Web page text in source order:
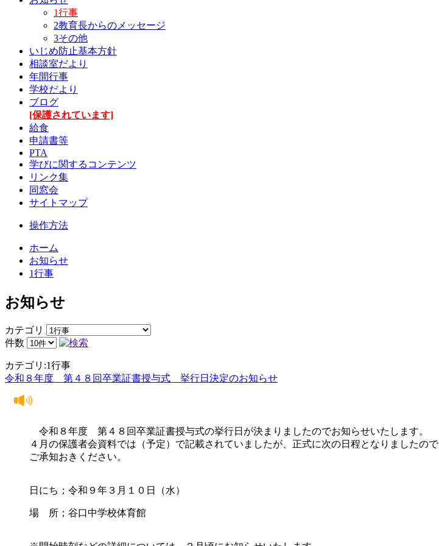
1行事
2教育長からのメッセージ
3その他
いじめ防止基本方針
相談室だより
年間行事
学校だより
ブログ
[保護されています]
給食
申請書等
PTA
学びに関するコンテンツ
リンク集
同窓会
サイトマップ
操作方法
ホーム
お知らせ
1行事
お知らせ
カテゴリ
件数
カテゴリ:1行事
令和８年度 第４８回卒業証書授与式 挙行日決定のお知らせ
令和８年度 第４８回卒業証書授与式の挙行日が決まりましたのでお知らせいたします。
４月の保護者会資料では（予定）で記載されていましたが、正式に次の日程となりましたので
ご承知おきください。
日にち；令和９年３月１０日（水）
場 所；谷口中学校体育館